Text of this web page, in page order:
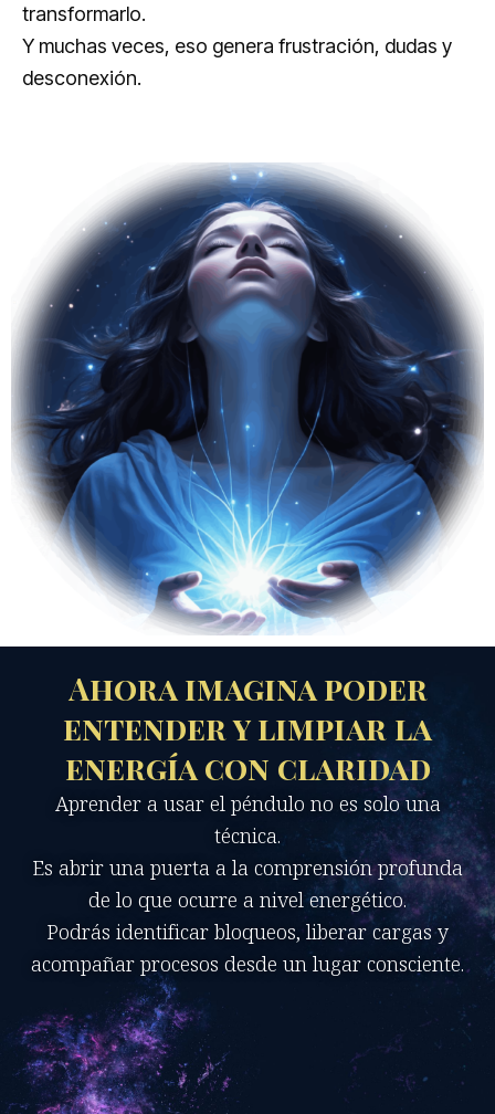
transformarlo.
Y muchas veces, eso genera frustración, dudas y
desconexión.
Ahora imagina poder
entender y limpiar la
energía con claridad
Aprender a usar el péndulo no es solo una
técnica.
Es abrir una puerta a la comprensión profunda
de lo que ocurre a nivel energético.
Podrás identificar bloqueos, liberar cargas y
acompañar procesos desde un lugar consciente.